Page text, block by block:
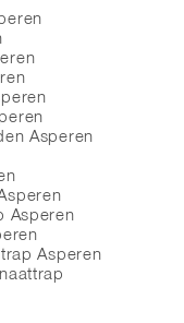
Asperen
Asperen
Asperen